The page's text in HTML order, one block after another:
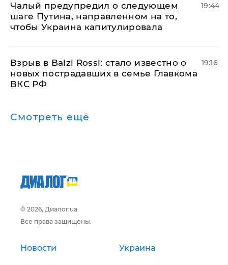
Чалый предупредил о следующем
шаге Путина, направленном на то,
чтобы Украина капитулировала
19:44
Взрыв в Balzi Rossi: стало известно о
новых пострадавших в семье Главкома
ВКС РФ
19:16
Смотреть ещё
© 2026, Диалог.ua
Все права защищены.
Новости Украина